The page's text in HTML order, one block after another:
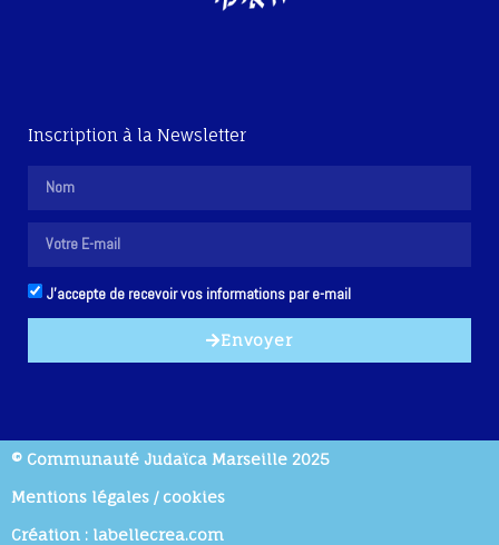
Inscription à la Newsletter
J'accepte de recevoir vos informations par e-mail
Envoyer
© Communauté Judaïca Marseille 2025
Mentions légales / cookies
Création : labellecrea.com